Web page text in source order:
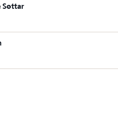
Søttar